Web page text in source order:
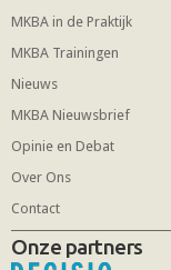
MKBA in de Praktijk
MKBA Trainingen
Nieuws
MKBA Nieuwsbrief
Opinie en Debat
Over Ons
Contact
Onze partners